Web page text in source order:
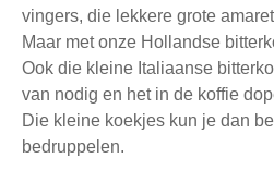
vingers, die lekkere grote
Maar met onze Hollandse
Ook die kleine Italiaanse
van nodig en het in de koffie
Die kleine koekjes kun je dan
bedruppelen.